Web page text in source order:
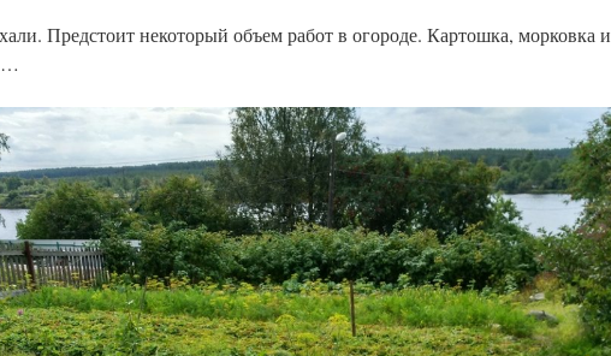
Предстоит некоторый объем работ в огороде. Картошка, морковка и